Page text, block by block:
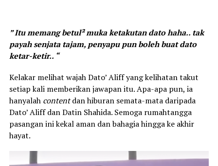
” Itu memang betul² muka ketakutan dato haha.. tak
payah senjata tajam, penyapu pun boleh buat dato
ketar-ketir.. “
Kelakar melihat wajah Dato’ Aliff yang kelihatan takut
setiap kali memberikan jawapan itu. Apa-apa pun, ia
hanyalah contentdan hiburan semata-mata daripada
Dato’ Aliff dan Datin Shahida. Semoga rumahtangga
pasangan ini kekal aman dan bahagia hingga ke akhir
hayat.